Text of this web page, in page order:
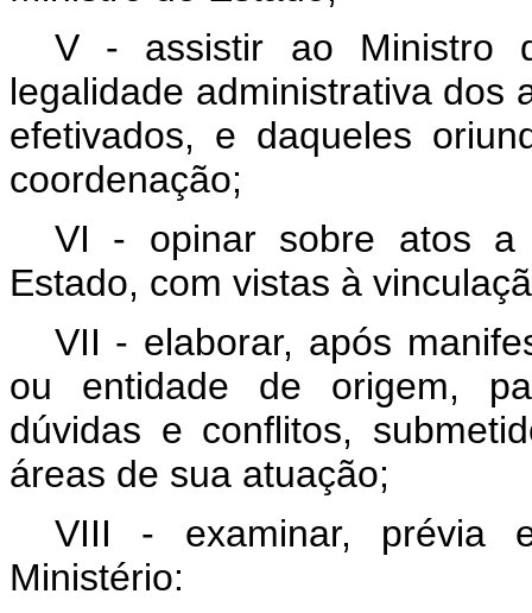
V - assistir ao Ministro
legalidade administrativa dos
efetivados, e daqueles
coordenação;
VI - opinar sobre atos a
Estado, com vistas à
VII - elaborar, após
ou entidade de origem,
dúvidas e conflitos,
áreas de sua atuação;
VIII - examinar, prévia
Ministério: